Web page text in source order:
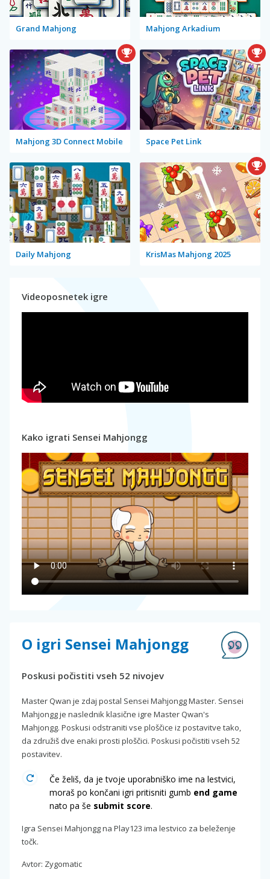
Grand Mahjong Mahjong Arkadium
Mahjong 3D Connect Mobile Space Pet Link
Daily Mahjong KrisMas Mahjong 2025
Videoposnetek igre
Kako igrati Sensei Mahjongg
O igri Sensei Mahjongg
Poskusi počistiti vseh 52 nivojev
Master Qwan je zdaj postal Sensei Mahjongg Master. Sensei
Mahjongg je naslednik klasične igre Master Qwan's
Mahjongg. Poskusi odstraniti vse ploščice iz postavitve tako,
da združiš dve enaki prosti ploščici. Poskusi počistiti vseh 52
postavitev.
Če želiš, da je tvoje uporabniško ime na lestvici,
moraš po končani igri pritisniti gumb end game
nato pa še submit score.
Igra Sensei Mahjongg na Play123 ima lestvico za beleženje
točk.
Avtor: Zygomatic